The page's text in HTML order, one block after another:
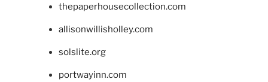
thepaperhousecollection.com
allisonwillisholley.com
solslite.org
portwayinn.com